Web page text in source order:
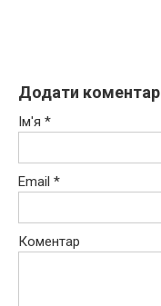
Додати коментар
Ім'я *
Email *
Коментар